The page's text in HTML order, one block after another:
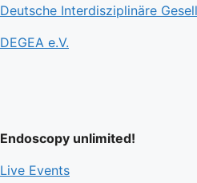
Deutsche Interdisziplinäre
DEGEA e.V.
Endoscopy unlimited!
Live Events